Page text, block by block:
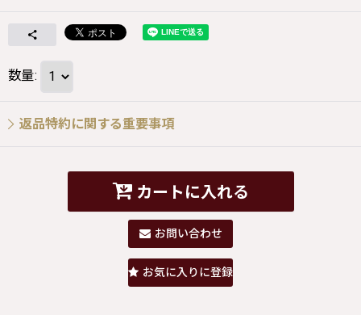
数量:
返品特約に関する重要事項
カートに入れる
お問い合わせ
お気に入りに登録